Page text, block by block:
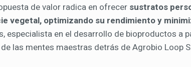
de valor radica en ofrecer sustratos
vegetal, optimizando su rendimiento y
especialista en el desarrollo de bioproductos a
las mentes maestras detrás de Agrobio Loop